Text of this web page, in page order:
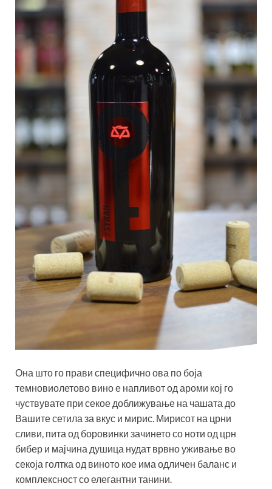
Она што го прави специфично ова по боја
темновиолетово вино е напливот од ароми кој го
чуствувате при секое доближување на чашата до
Вашите сетила за вкус и мирис. Мирисот на црни
сливи, пита од боровинки зачинето со ноти од црн
бибер и мајчина душица нудат врвно уживање во
секоја голтка од виното кое има одличен баланс и
комплексност со елегантни танини.